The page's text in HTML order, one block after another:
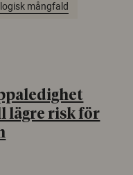
mångfald
lägre risk för